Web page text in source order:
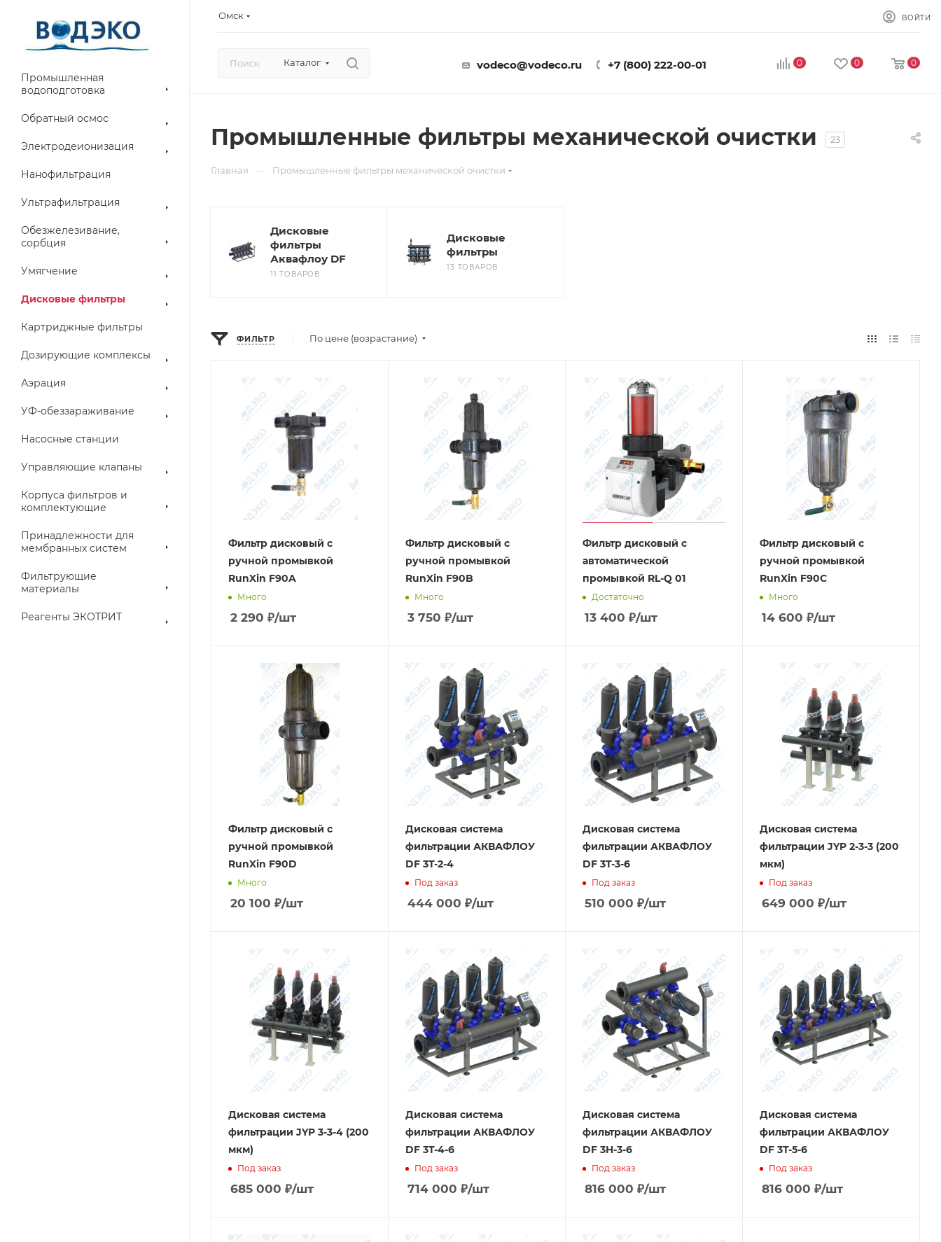
Омск ВОЙТИ
Каталог vodeco@vodeco.ru +7 (800) 222-00-01 0 0 0
Промышленная
водоподготовка
Обратный осмос
Электродеионизация
Нанофильтрация
Ультрафильтрация
Обезжелезивание,
сорбция
Умягчение
Дисковые фильтры
Картриджные фильтры
Дозирующие комплексы
Аэрация
УФ-обеззараживание
Насосные станции
Управляющие клапаны
Корпуса фильтров и
комплектующие
Принадлежности для
мембранных систем
Фильтрующие
материалы
Реагенты ЭКОТРИТ
Промышленные фильтры механической очистки 23
Главная — Промышленные фильтры механической очистки
Дисковые
фильтры
Аквафлоу DF
11 ТОВАРОВ
Дисковые
фильтры
13 ТОВАРОВ
ФИЛЬТР По цене (возрастание)
Фильтр дисковый с
ручной промывкой
RunXin F90A
Много
2 290 ₽/шт
Фильтр дисковый с
ручной промывкой
RunXin F90B
Много
3 750 ₽/шт
Фильтр дисковый с
автоматической
промывкой RL-Q 01
Достаточно
13 400 ₽/шт
Фильтр дисковый с
ручной промывкой
RunXin F90C
Много
14 600 ₽/шт
Фильтр дисковый с
ручной промывкой
RunXin F90D
Много
20 100 ₽/шт
Дисковая система
фильтрации АКВАФЛОУ
DF 3T-2-4
Под заказ
444 000 ₽/шт
Дисковая система
фильтрации АКВАФЛОУ
DF 3T-3-6
Под заказ
510 000 ₽/шт
Дисковая система
фильтрации JYP 2-3-3 (200
мкм)
Под заказ
649 000 ₽/шт
Дисковая система
фильтрации JYP 3-3-4 (200
мкм)
Под заказ
685 000 ₽/шт
Дисковая система
фильтрации АКВАФЛОУ
DF 3T-4-6
Под заказ
714 000 ₽/шт
Дисковая система
фильтрации АКВАФЛОУ
DF 3H-3-6
Под заказ
816 000 ₽/шт
Дисковая система
фильтрации АКВАФЛОУ
DF 3T-5-6
Под заказ
816 000 ₽/шт